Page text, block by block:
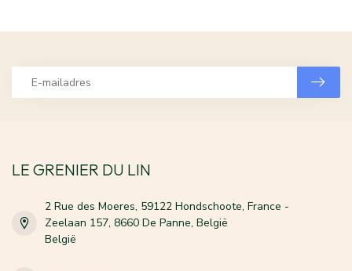
LE GRENIER DU LIN
2 Rue des Moeres, 59122 Hondschoote, France -
Zeelaan 157, 8660 De Panne, België
België